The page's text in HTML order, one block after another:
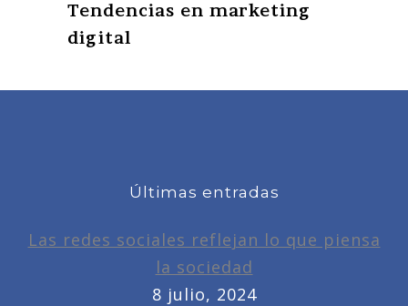
Tendencias en marketing
digital
Últimas entradas
Las redes sociales reflejan lo que piensa
la sociedad
8 julio, 2024